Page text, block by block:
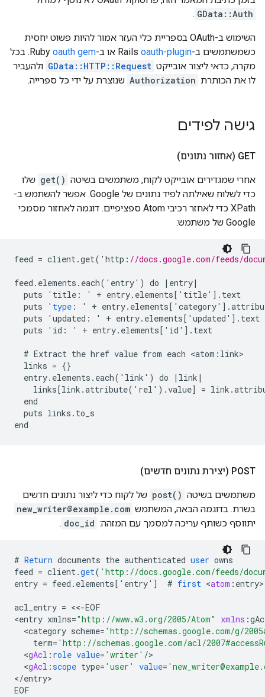
GData::Auth
.
השימוש ב-OAuth בספריית כלי העזר אמור להיות פשוט יחסית
כשמשתמשים ב-Railsoauth-plugin או ב-Rubyoauth gem
. בכל
מקרה, כדאי ליצור אובייקט GData::HTTP::Request ולהעביר
לו את הכותרת Authorization שנוצרת על ידי כל ספרייה.
גישה לפידים
‫GET (אחזור נתונים)
אחרי שמגדירים אובייקט לקוח, משתמשים בשיטה get() שלו
כדי לשלוח שאילתה לפיד נתונים של Google. אפשר להשתמש ב-
XPath כדי לאחזר רכיבי Atom ספציפיים. דוגמה לאחזור מסמכי
Google של משתמש:
feed = client.get( ' http : //docs.google.com/feeds/
feed . elements . each( ' entry' ) do | entry|
puts
' title : ' + entry. elements[ ' title' ]. text
puts
' type : ' + entry. elements[ ' category' ].
puts
' updated : ' + entry. elements[ ' updated ' ]. text
puts
' id : ' + entry. elements[ ' id ' ]. text
# Extract the href value from each <atom : link
links = {}
entry. elements . each( ' link ' ) do | link |
links[link .attribute( ' rel ' ).value] = link .
end
puts links . to_s
end
POST (יצירת נתונים חדשים)
משתמשים בשיטה post() של לקוח כדי ליצור נתונים חדשים
בשרת. בדוגמה הבאה, המשתמש new_writer@example.com
יתווסף כשותף עריכה למסמך עם המזהה: doc_id
.
# Return documents the authenticated user owns
feed = client.get( 'http://docs.google.com/feeds/
entry = feed . elements[ 'entry' ] # first <atom : entry>
acl_entry = <<-EOF
<entry xmlns="http://www.w3.org/2005/Atom" xmlns :
<category scheme= 'http://schemas.google.com/g/
term= 'http://schemas.google.com/acl/
<gAcl : role value= 'writer' /
<gAcl :scope type= 'user' value=
</entry
EOF